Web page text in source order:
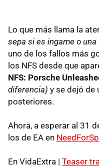
Lo que más llama la
sepa si es ingame o una
uno de los fallos más
los NFS desde que
NFS: Porsche
diferencia) y se dejó de
posteriores.
Ahora, a esperar al 31
los de EA en
En VidaExtra | Teaser